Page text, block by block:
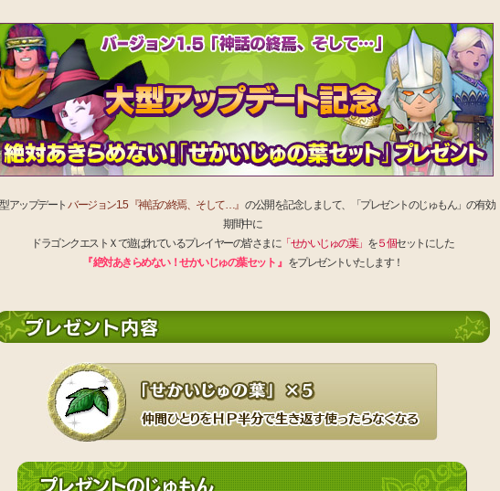
アップデート バージョン1.5 『神話の終焉、そして…』 の公開を記念しまして、「プレゼントのじゅもん」の有効
期間中に
ドラゴンクエストＸで遊ばれているプレイヤーの皆さまに「せかいじゅの葉」 を５個セットにした
『 絶対あきらめない！せかいじゅの葉セット 』 をプレゼントいたします！